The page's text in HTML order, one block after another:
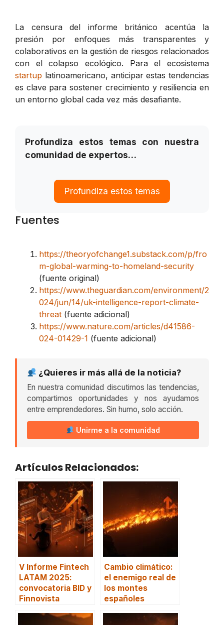
La censura del informe británico acentúa la
presión por enfoques más transparentes y
colaborativos en la gestión de riesgos relacionados
con el colapso ecológico. Para el ecosistema
startup latinoamericano, anticipar estas tendencias
es clave para sostener crecimiento y resiliencia en
un entorno global cada vez más desafiante.
Profundiza estos temas con nuestra
comunidad de expertos…
Profundiza estos temas
Fuentes
https://theoryofchange1.substack.com/p/fro
m-global-warming-to-homeland-security
(fuente original)
https://www.theguardian.com/environment/2
024/jun/14/uk-intelligence-report-climate-
threat (fuente adicional)
https://www.nature.com/articles/d41586-
024-01429-1 (fuente adicional)
¿Quieres ir más allá de la noticia?
En nuestra comunidad discutimos las tendencias,
compartimos oportunidades y nos ayudamos
entre emprendedores. Sin humo, solo acción.
Unirme a la comunidad
Artículos Relacionados:
V Informe Fintech
LATAM 2025:
convocatoria BID y
Finnovista
Cambio climático:
el enemigo real de
los montes
españoles